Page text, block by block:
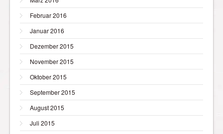
Februar 2016
Januar 2016
Dezember 2015
November 2015
Oktober 2015
September 2015
August 2015
Juli 2015